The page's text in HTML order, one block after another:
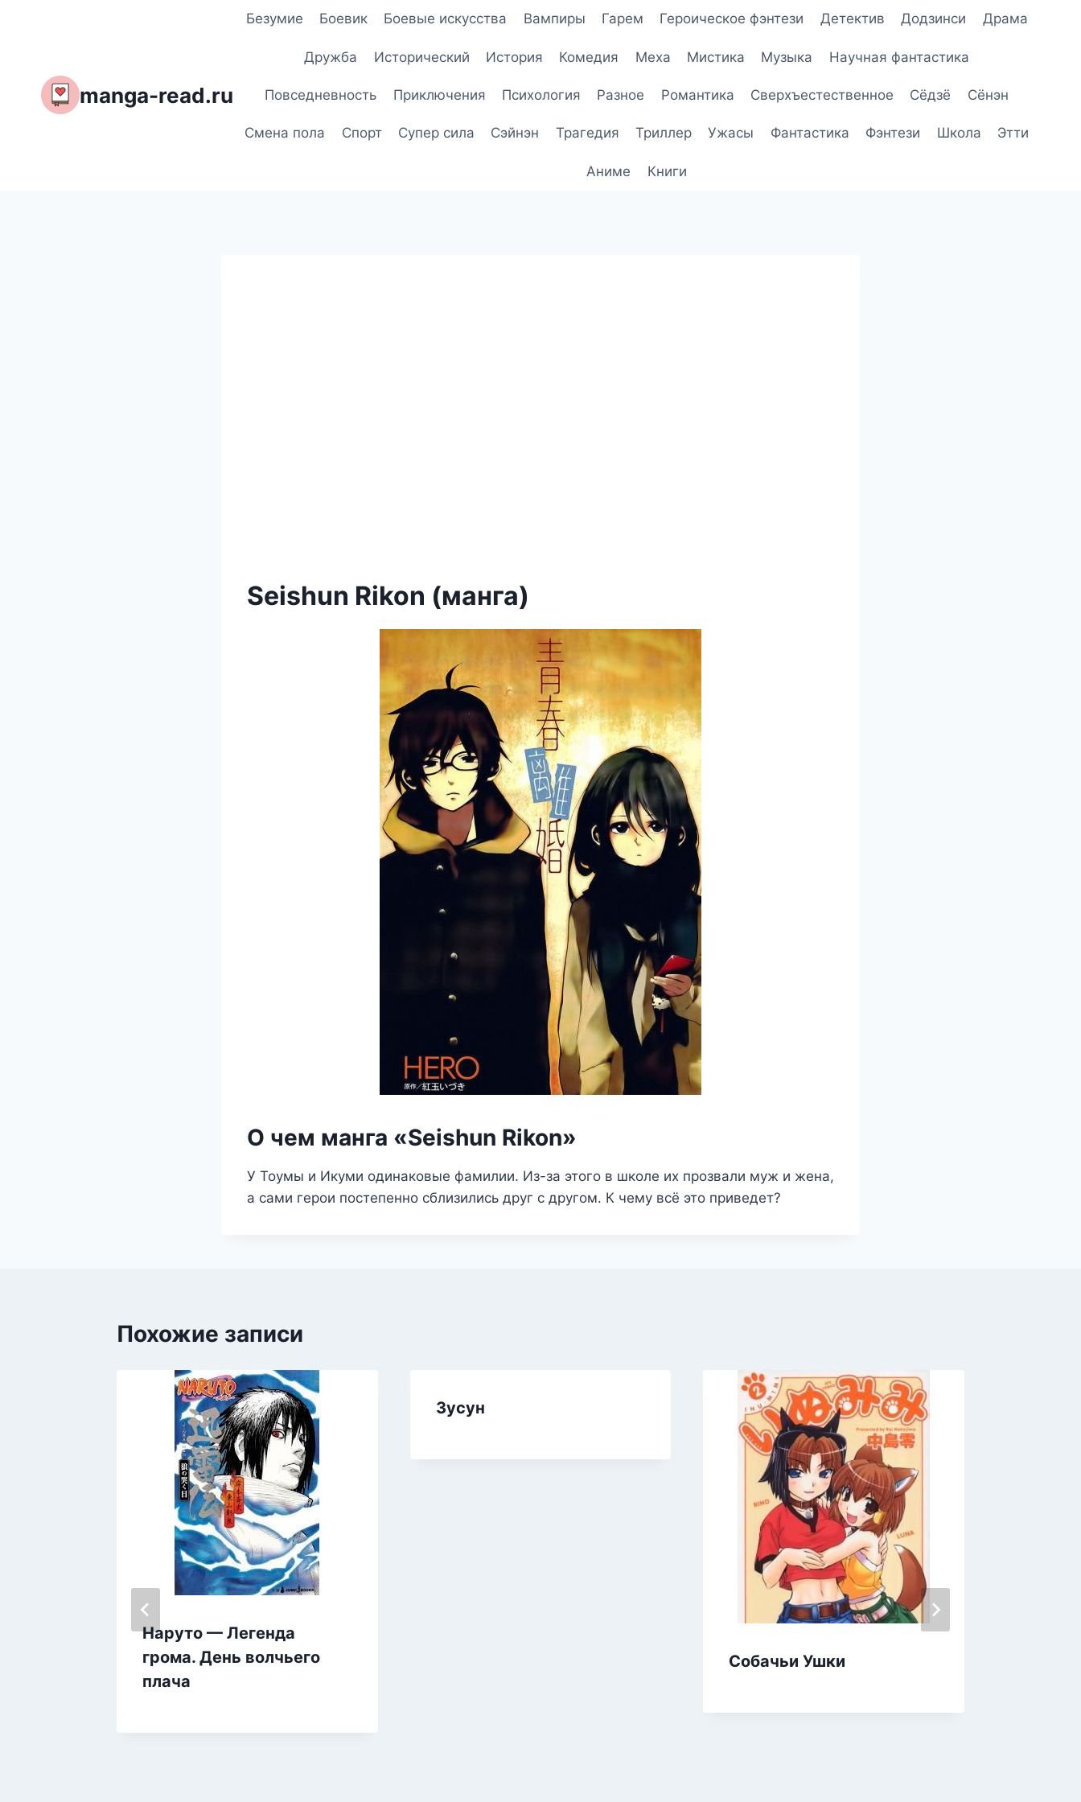
manga-read.ru
Безумие Боевик Боевые искусства Вампиры Гарем Героическое фэнтези Детектив Додзинси Драма
Дружба Исторический История Комедия Меха Мистика Музыка Научная фантастика
Повседневность Приключения Психология Разное Романтика Сверхъестественное Сёдзё Сёнэн
Смена пола Спорт Супер сила Сэйнэн Трагедия Триллер Ужасы Фантастика Фэнтези Школа Этти
Аниме Книги
Seishun Rikon (манга)
О чем манга «Seishun Rikon»
У Тоумы и Икуми одинаковые фамилии. Из-за этого в школе их прозвали муж и жена,
а сами герои постепенно сблизились друг с другом. К чему всё это приведет?
Похожие записи
Наруто — Легенда
грома. День волчьего
плача
Зусун
Собачьи Ушки